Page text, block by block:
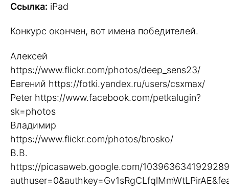
Ссылка: iPad
Конкурс окончен, вот имена победителей.
Алексей
https://www.flickr.com/photos/deep_sens23/
Евгений https://fotki.yandex.ru/users/csxmax/
Peter https://www.facebook.com/petkalugin?
sk=photos
Владимир
https://www.flickr.com/photos/brosko/
В.В.
https://picasaweb.google.com/